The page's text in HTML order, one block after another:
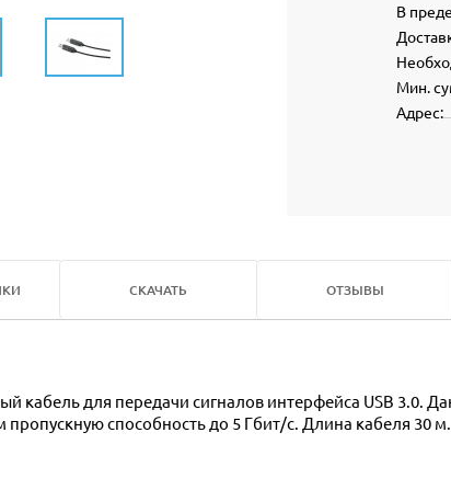
В
Мин.
Адрес:
СКАЧАТЬ ОТЗЫВЫ
способность до 5 Гбит/с. Длина кабеля 30 м.